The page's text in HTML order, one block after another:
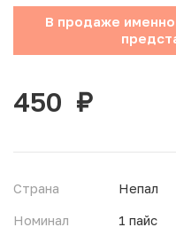
Наборы монет
Инвестиционные монеты
В продаже
450 руб.
Страна
Непал
Номинал
1 пайс